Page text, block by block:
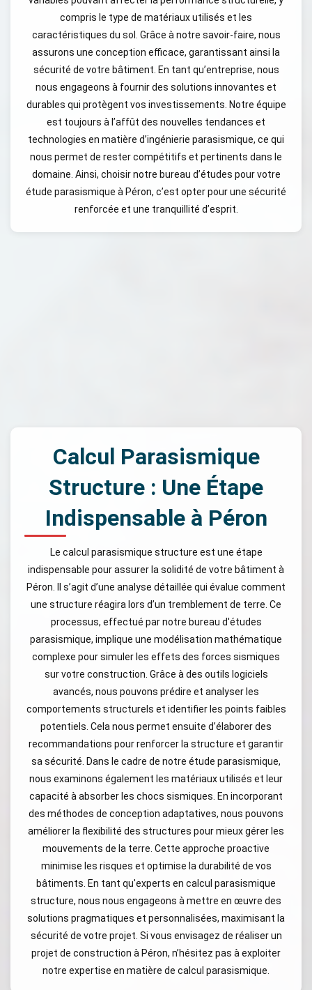
compris le type de matériaux utilisés et les
caractéristiques du sol. Grâce à notre savoir-faire, nous
assurons une conception efficace, garantissant ainsi la
sécurité de votre bâtiment. En tant qu’entreprise, nous
nous engageons à fournir des solutions innovantes et
durables qui protègent vos investissements. Notre équipe
est toujours à l’affût des nouvelles tendances et
technologies en matière d’ingénierie parasismique, ce qui
nous permet de rester compétitifs et pertinents dans le
domaine. Ainsi, choisir notre bureau d’études pour votre
étude parasismique à Péron, c’est opter pour une sécurité
renforcée et une tranquillité d’esprit.
Calcul Parasismique
Structure : Une Étape
Indispensable à Péron
Le calcul parasismique structure est une étape
indispensable pour assurer la solidité de votre bâtiment à
Péron. Il s’agit d’une analyse détaillée qui évalue comment
une structure réagira lors d’un tremblement de terre. Ce
processus, effectué par notre bureau d'études
parasismique, implique une modélisation mathématique
complexe pour simuler les effets des forces sismiques
sur votre construction. Grâce à des outils logiciels
avancés, nous pouvons prédire et analyser les
comportements structurels et identifier les points faibles
potentiels. Cela nous permet ensuite d’élaborer des
recommandations pour renforcer la structure et garantir
sa sécurité. Dans le cadre de notre étude parasismique,
nous examinons également les matériaux utilisés et leur
capacité à absorber les chocs sismiques. En incorporant
des méthodes de conception adaptatives, nous pouvons
améliorer la flexibilité des structures pour mieux gérer les
mouvements de la terre. Cette approche proactive
minimise les risques et optimise la durabilité de vos
bâtiments. En tant qu'experts en calcul parasismique
structure, nous nous engageons à mettre en œuvre des
solutions pragmatiques et personnalisées, maximisant la
sécurité de votre projet. Si vous envisagez de réaliser un
projet de construction à Péron, n’hésitez pas à exploiter
notre expertise en matière de calcul parasismique.